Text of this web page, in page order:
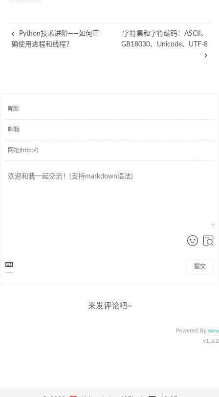
Python技术进阶——如何正
确使用进程和线程？
字符集和字符编码：ASCII、
GB18030、Unicode、UTF-8
提交
来发评论吧~
Powered By Valine
v1.5.2